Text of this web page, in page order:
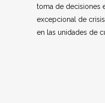
toma de decisiones
excepcional de
en las unidades de